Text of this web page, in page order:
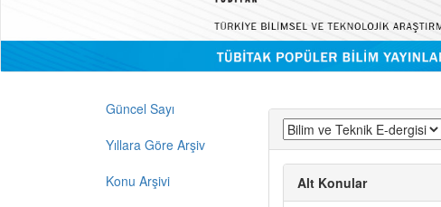
Güncel Sayı
Yıllara Göre Arşiv
Konu Arşivi
Alt Konular